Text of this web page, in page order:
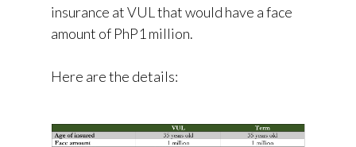
insurance at VUL that would have a face
amount of PhP1 million.
Here are the details: